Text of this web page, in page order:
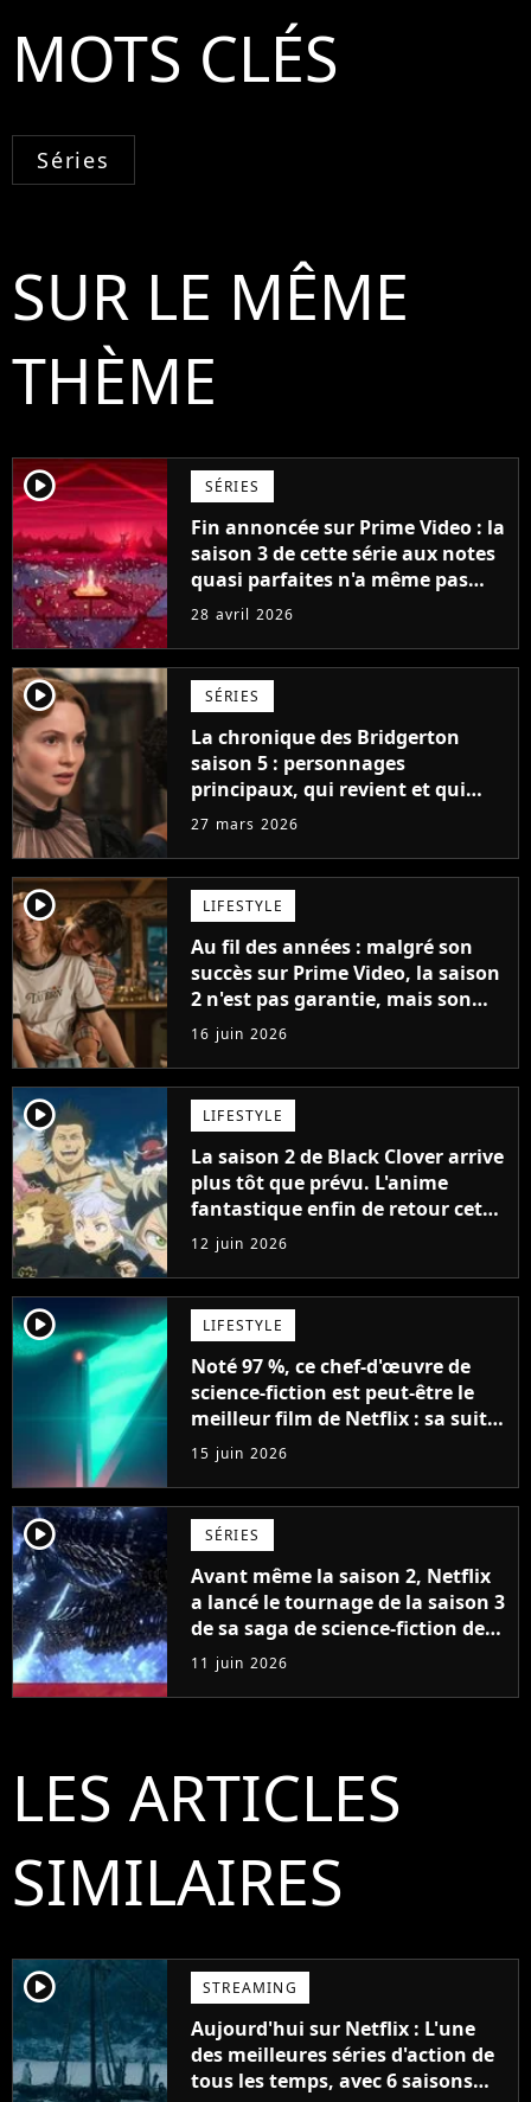
MOTS CLÉS
Séries
SUR LE MÊME
THÈME
player2 SÉRIES
Fin annoncée sur Prime Video : la
saison 3 de cette série aux notes
quasi parfaites n'a même pas
encore été diffusée, mais elle se
28 avril 2026
player2 SÉRIES
La chronique des Bridgerton
saison 5 : personnages
principaux, qui revient et qui
part, saut dans le temps et tout
série
27 mars 2026
player2 LIFESTYLE
Au fil des années : malgré son
succès sur Prime Video, la saison
2 n'est pas garantie, mais son
créateur est optimiste : "Je vois
cinq saisons"
16 juin 2026
player2 LIFESTYLE
La saison 2 de Black Clover arrive
plus tôt que prévu. L'anime
fantastique enfin de retour cette
année, mais il faudra sortir de
chez soi pour assister à sa
diffusion anticipée
12 juin 2026
player2 LIFESTYLE
Noté 97 %, ce chef-d'œuvre de
science-fiction est peut-être le
meilleur film de Netflix : sa suite
est attendue depuis plus de 5 ans
15 juin 2026
player2 SÉRIES
Avant même la saison 2, Netflix
a lancé le tournage de la saison 3
de sa saga de science-fiction des
créateurs de Game of Thrones
11 juin 2026
LES ARTICLES
SIMILAIRES
player2 STREAMING
Aujourd'hui sur Netflix : L'une
des meilleures séries d'action de
tous les temps, avec 6 saisons